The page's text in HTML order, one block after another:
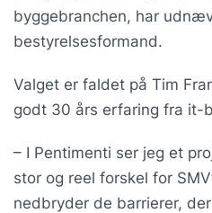
byggebranchen, har
bestyrelsesformand.
Valget er faldet på Tim
godt 30 års erfaring fra it-
– I Pentimenti ser jeg et
stor og reel forskel for
nedbryder de barrierer,